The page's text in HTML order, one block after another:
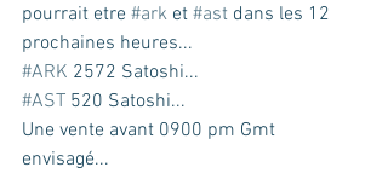
pourrait etre #ark et #ast dans les 12
prochaines heures...
#ARK 2572 Satoshi...
#AST 520 Satoshi...
Une vente avant 0900 pm Gmt
envisagé...